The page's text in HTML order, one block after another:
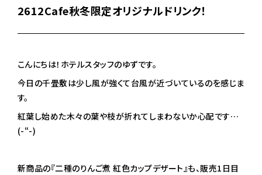
2612Cafe秋冬限定オリジナルドリンク！
こんにちは！ホテルスタッフのゆずです。
今日の千畳敷は少し風が強くて台風が近づいているのを感じま
す。
紅葉し始めた木々の葉や枝が折れてしまわないか心配です…
(-“-)
新商品の『二種のりんご煮 紅色カップデザート』も、販売1日目